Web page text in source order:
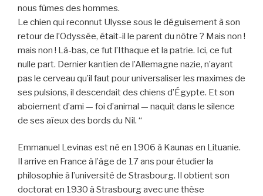
nous fûmes des hommes.
Le chien qui reconnut Ulysse sous le déguisement à son
retour de l’Odyssée, était-il le parent du nôtre ? Mais non !
mais non ! Là-bas, ce fut l’Ithaque et la patrie. Ici, ce fut
nulle part. Dernier kantien de l’Allemagne nazie, n’ayant
pas le cerveau qu’il faut pour universaliser les maximes de
ses pulsions, il descendait des chiens d’Égypte. Et son
aboiement d’ami — foi d’animal — naquit dans le silence
de ses aïeux des bords du Nil. “
Emmanuel Levinas est né en 1906 à Kaunas en Lituanie.
Il arrive en France à l’âge de 17 ans pour étudier la
philosophie à l’université de Strasbourg. Il obtient son
doctorat en 1930 à Strasbourg avec une thèse